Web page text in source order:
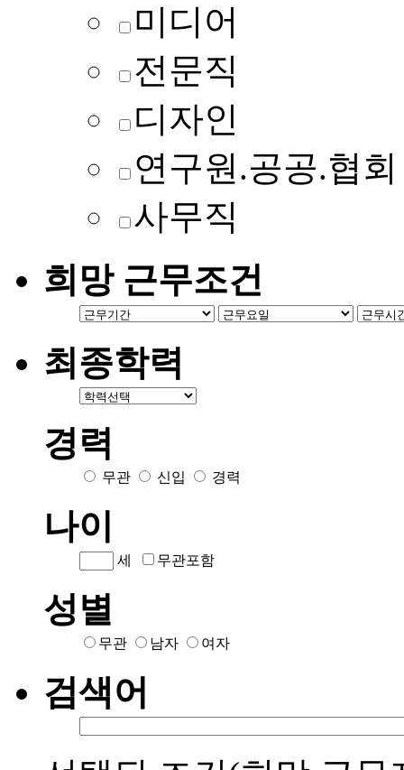
미디어
전문직
디자인
연구원.공공.협회
사무직
희망 근무조건
최종학력
경력
무관 신입 경력
나이
세 무관포함
성별
무관 남자 여자
검색어